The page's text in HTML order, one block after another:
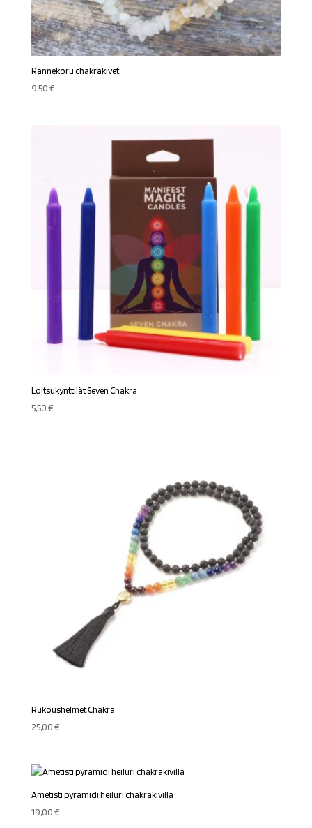
Rannekoru chakrakivet
9,50€
Loitsukynttilät Seven Chakra
5,50€
Rukoushelmet Chakra
25,00€
Ametisti pyramidi heiluri chakrakivillä
19,00€